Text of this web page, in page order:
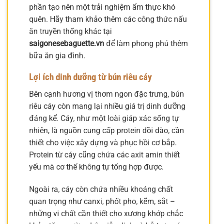
phần tạo nên một trải nghiệm ẩm thực khó
quên. Hãy tham khảo thêm các công thức nấu
ăn truyền thống khác tại
saigonesebaguette.vn để làm phong phú thêm
bữa ăn gia đình.
Lợi ích dinh dưỡng từ bún riêu cáy
Bên cạnh hương vị thơm ngon đặc trưng, bún
riêu cáy còn mang lại nhiều giá trị dinh dưỡng
đáng kể. Cáy, như một loài giáp xác sống tự
nhiên, là nguồn cung cấp protein dồi dào, cần
thiết cho việc xây dựng và phục hồi cơ bắp.
Protein từ cáy cũng chứa các axit amin thiết
yếu mà cơ thể không tự tổng hợp được.
Ngoài ra, cáy còn chứa nhiều khoáng chất
quan trọng như canxi, phốt pho, kẽm, sắt –
những vi chất cần thiết cho xương khớp chắc